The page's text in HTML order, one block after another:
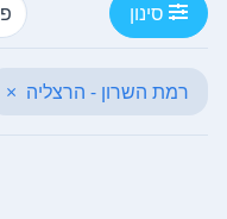
סינון
רמת השרון - הרצליה ×